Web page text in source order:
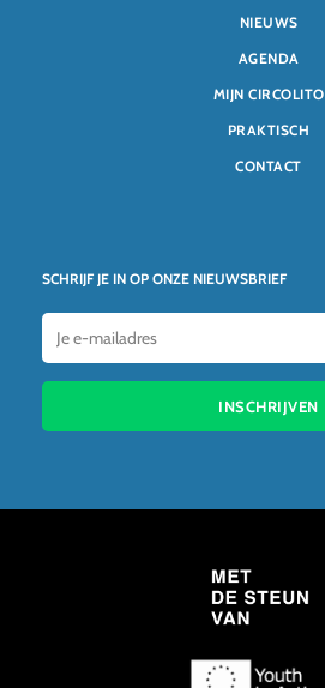
SCHRIJF JE IN OP ONZE NIEUWSBRIEF
INSCHRIJVEN
NIEUWS
AGENDA
MIJN CIRCOLITO
PRAKTISCH
CONTACT